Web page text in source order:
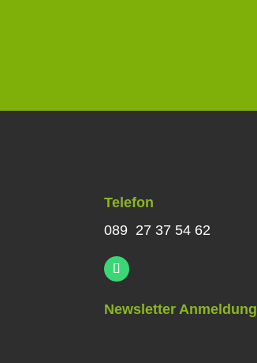
Telefon
089 27 37 54 62
Newsletter Anmeldung